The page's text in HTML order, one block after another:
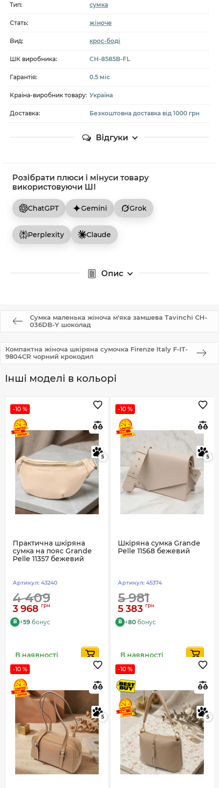
Тип: сумка
Стать: жіноче
Вид: крос-боді
ШК виробника: CH-8585B-FL
Гарантія: 0.5 міс
Країна-виробник товару: Україна
Доставка: Безкоштовна доставка від 1000 грн
Відгуки
Розібрати плюси і мінуси товару
використовуючи ШІ
ChatGPT Gemini Grok
Perplexity Claude
Опис
Сумка маленька жіноча м'яка замшева Tavinchi CH-
036DB-Y шоколад
Компактна жіноча шкіряна сумочка Firenze Italy F-IT-
9804CR чорний крокодил
Інші моделі в кольорі
-10 %
5
Практична шкіряна
сумка на пояс Grande
Pelle 11357 бежевий
Артикул: 43240
4 409
3 968 грн
B +59 бонус
В наявності
-10 %
5
Шкіряна сумка Grande
Pelle 11568 бежевий
Артикул: 45374
5 981
5 383 грн
B +80 бонус
В наявності
-10 %
5
-10 %
5